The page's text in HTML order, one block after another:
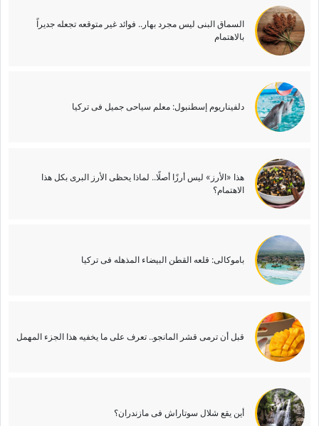
السماق البنی لیس مجرد بهار.. فوائد غیر متوقعه تجعله جدیراً
بالاهتمام
دلفیناریوم إسطنبول: معلم سیاحی جمیل فی ترکیا
هذا «الأرز» لیس أرزًا أصلًا.. لماذا یحظى الأرز البری بکل هذا
الاهتمام؟
باموکالی: قلعه القطن البیضاء المذهله فی ترکیا
قبل أن ترمی قشر المانجو.. تعرف على ما یخفیه هذا الجزء المهمل
أین یقع شلال سوتاراش فی مازندران؟